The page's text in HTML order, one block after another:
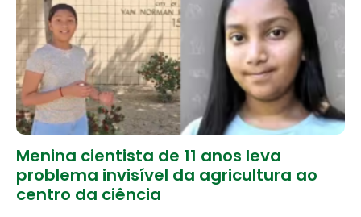
Menina cientista de 11 anos leva
problema invisível da agricultura ao
centro da ciência